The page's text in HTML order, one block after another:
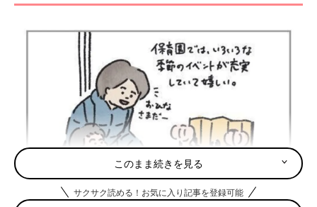
このまま続きを見る
サクサク読める！お気に入り記事を登録可能